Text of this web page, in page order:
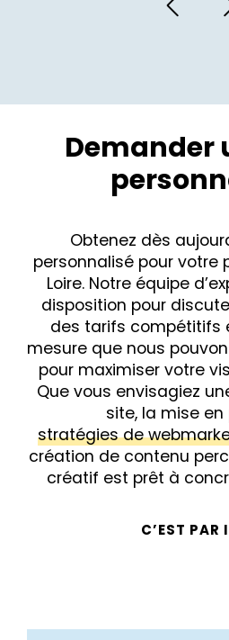
Demander
Obtenez dès
personnalisé pour votre
Loire. Notre équipe
disposition pour
des tarifs compétitifs
mesure que nous
pour maximiser votre
Que vous envisagiez
site, la mise
stratégies de
création de contenu
créatif est prêt à
C’EST PAR